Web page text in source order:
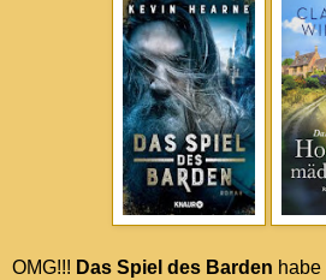
OMG!!! Das Spiel des Barden